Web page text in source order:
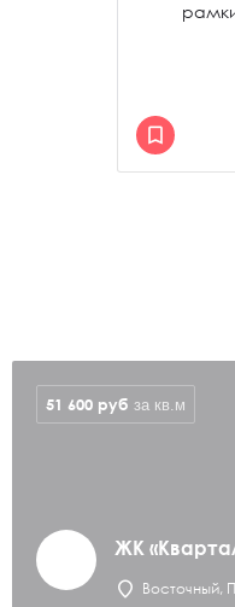
ЖК
Восточный,
51 600 руб за кв.м